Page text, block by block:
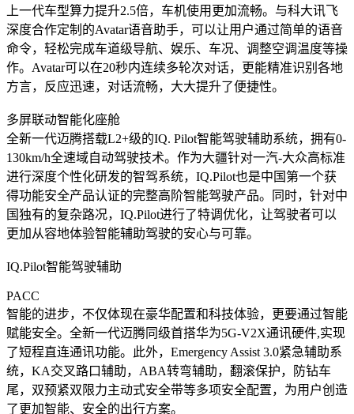
上一代车型算力提升2.5倍，车机使用更加流畅。与科大讯飞
深度合作定制的Avatar语音助手，可以让用户通过简单的语音
命令，轻松完成车道级导航、娱乐、车况、调整空调温度等操
作。Avatar可以在20秒内连续多轮次对话，更能精准识别各地
方言，反应迅速，对话流畅，大大提升了便捷性。
多屏联动智能化座舱
全新一代迈腾搭载L2+级的IQ. Pilot智能驾驶辅助系统，拥有0-
130km/h全速域自动驾驶技术。作为大疆针对一汽-大众高标准
进行深度个性化研发的智驾系统，IQ.Pilot也是中国第一个获
得功能安全产品认证的完整高阶智能驾驶产品。同时，针对中
国独有的复杂路况，IQ.Pilot进行了特调优化，让驾驶者可以
更加从容地体验智能辅助驾驶的安心与可靠。
IQ.Pilot智能驾驶辅助
PACC
智能的进步，不仅体现在豪华配置和科技体验，更要通过智能
赋能安全。全新一代迈腾同级首搭华为5G-V2X通讯硬件,实现
了短程直连通讯功能。此外，Emergency Assist 3.0紧急辅助系
统，KA交叉路口辅助，ABA转弯辅助，翻滚保护，防钻车
尾，双预紧双限力主动式安全带等多项安全配置，为用户创造
了更加智能、安全的出行方案。